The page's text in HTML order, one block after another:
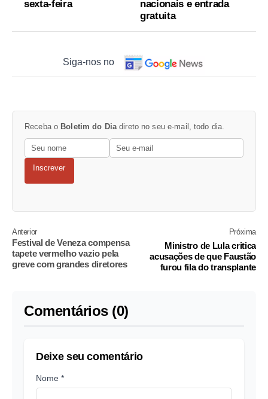
sexta-feira
nacionais e entrada
gratuita
Siga-nos no
Receba o Boletim do Dia direto no seu e-mail, todo dia.
Inscrever
Anterior
Festival de Veneza compensa
tapete vermelho vazio pela
greve com grandes diretores
Próxima
Ministro de Lula critica
acusações de que Faustão
furou fila do transplante
Comentários (0)
Deixe seu comentário
Nome *